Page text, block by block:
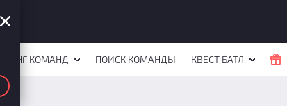
КОМАНД ПОИСК КОМАНДЫ КВЕСТ БАТЛ